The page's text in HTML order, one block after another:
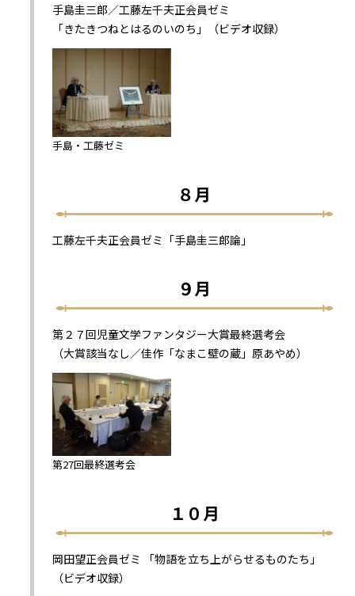
手島圭三郎／工藤左千夫正会員ゼミ
「きたきつねとはるのいのち」（ビデオ収録）
手島・工藤ゼミ
８月
工藤左千夫正会員ゼミ「手島圭三郎論」
９月
第２７回児童文学ファンタジー大賞最終選考会
（大賞該当なし／佳作「なまこ壁の蔵」原あやめ）
第27回最終選考会
１０月
岡田望正会員ゼミ 「物語を立ち上がらせるものたち」
（ビデオ収録）